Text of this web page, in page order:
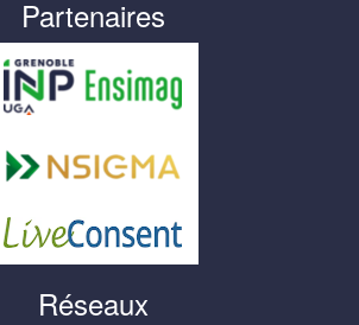
Partenaires
Réseaux